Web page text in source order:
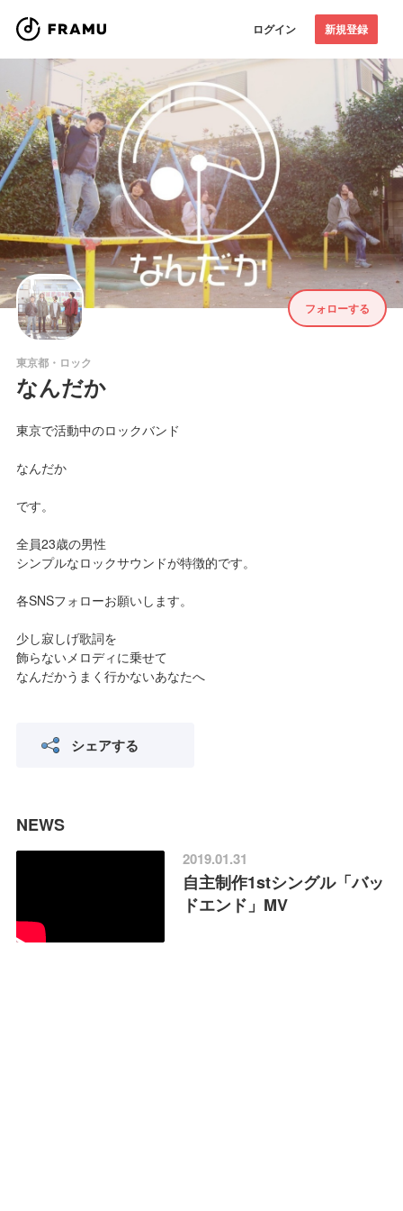
ログイン 新規登録
フォローする
東京都・ロック
なんだか
東京で活動中のロックバンド
なんだか
です。
全員23歳の男性
シンプルなロックサウンドが特徴的です。
各SNSフォローお願いします。
少し寂しげ歌詞を
飾らないメロディに乗せて
なんだかうまく行かないあなたへ
シェアする
NEWS
2019.01.31
自主制作1stシングル「バッ
ドエンド」MV